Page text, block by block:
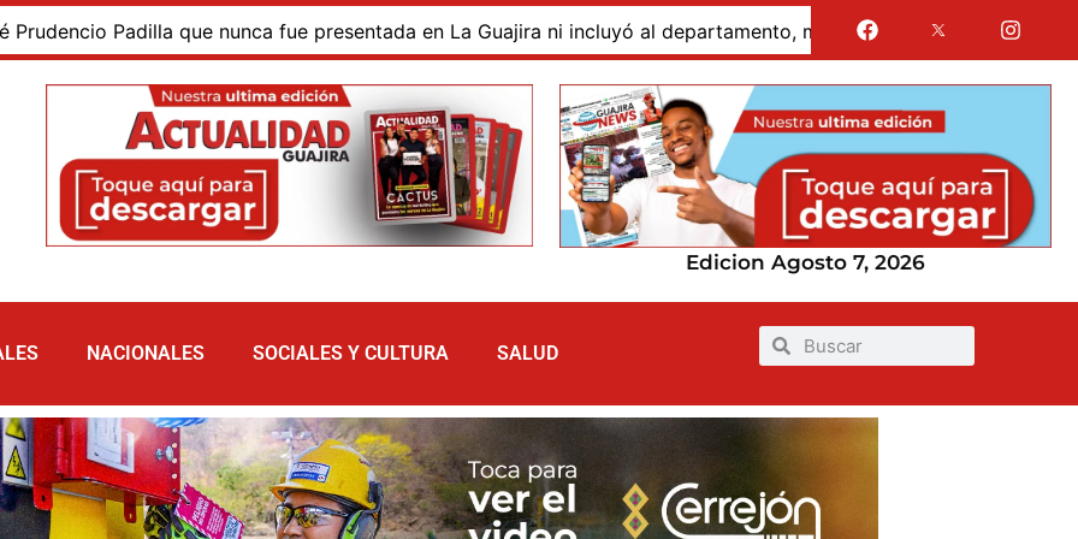
que nunca fue presentada en La Guajira ni incluyó al departamento, mientras siguen sin financiación las
Edicion Agosto 7, 2026
NACIONALES SOCIALES Y CULTURA SALUD